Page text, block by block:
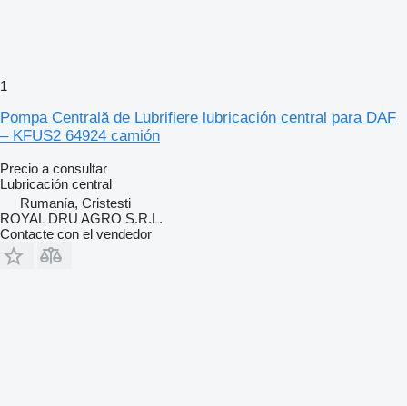
1
Pompa Centrală de Lubrifiere lubricación central para DAF
– KFUS2 64924 camión
Precio a consultar
Lubricación central
Rumanía, Cristesti
ROYAL DRU AGRO S.R.L.
Contacte con el vendedor